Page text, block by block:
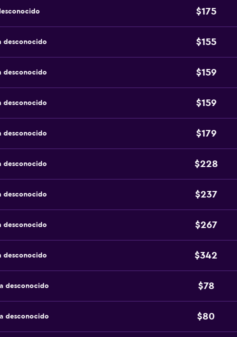
$175
desconocido $155
desconocido $159
desconocido $159
desconocido $179
desconocido $228
desconocido $237
desconocido $267
desconocido $342
desconocido $78
desconocido $80